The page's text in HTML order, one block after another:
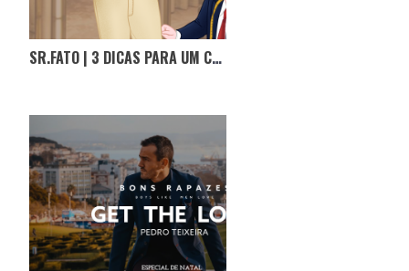
SR.FATO | 3 DICAS PARA UM COMPRIMENTO DE CALÇAS ADEQUADO